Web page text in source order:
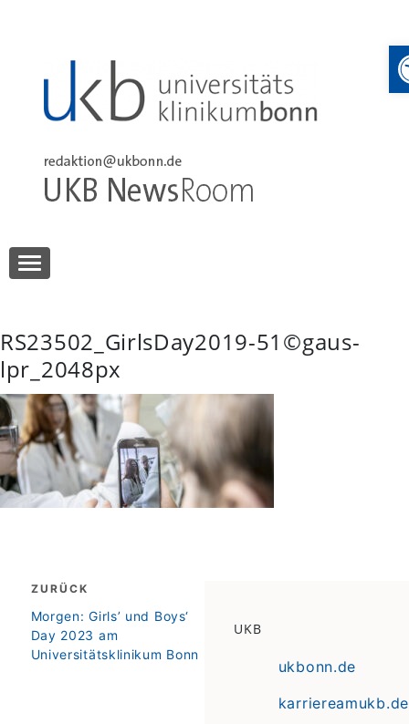
UKB NewsRoom
RS23502_GirlsDay2019-51©gaus-
lpr_2048px
Beitragsnavigation
ZURÜCK
zurück
Morgen: Girls’ und Boys‘
Day 2023 am
Universitätsklinikum Bonn
UKB
ukbonn.de
karriereamukb.de